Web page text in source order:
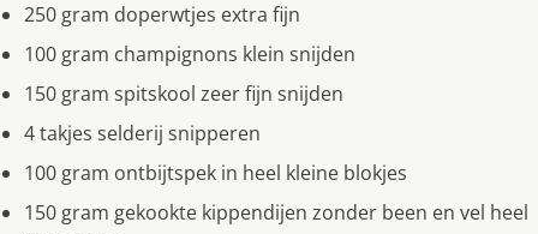
250 gram doperwtjes extra fijn
100 gram champignons klein snijden
150 gram spitskool zeer fijn snijden
4 takjes selderij snipperen
100 gram ontbijtspek in heel kleine blokjes
150 gram gekookte kippendijen zonder been en vel heel